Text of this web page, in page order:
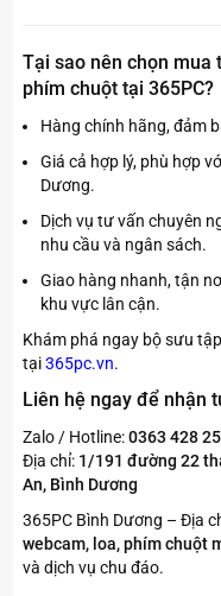
Tại sao nên chọn mua
phím chuột tại 365PC?
Hàng chính hãng, đảm
Giá cả hợp lý, phù hợp
Dương.
Dịch vụ tư vấn chuyên
nhu cầu và ngân sách.
Giao hàng nhanh, tận
khu vực lân cận.
Khám phá ngay bộ sưu
tại365pc.vn.
Liên hệ ngay để nhận
Zalo / Hotline:0363 428
Địa chỉ: 1/191 đường 22
An, Bình Dương
365PC Bình Dương – Địa
webcam, loa, phím chuột
và dịch vụ chu đáo.